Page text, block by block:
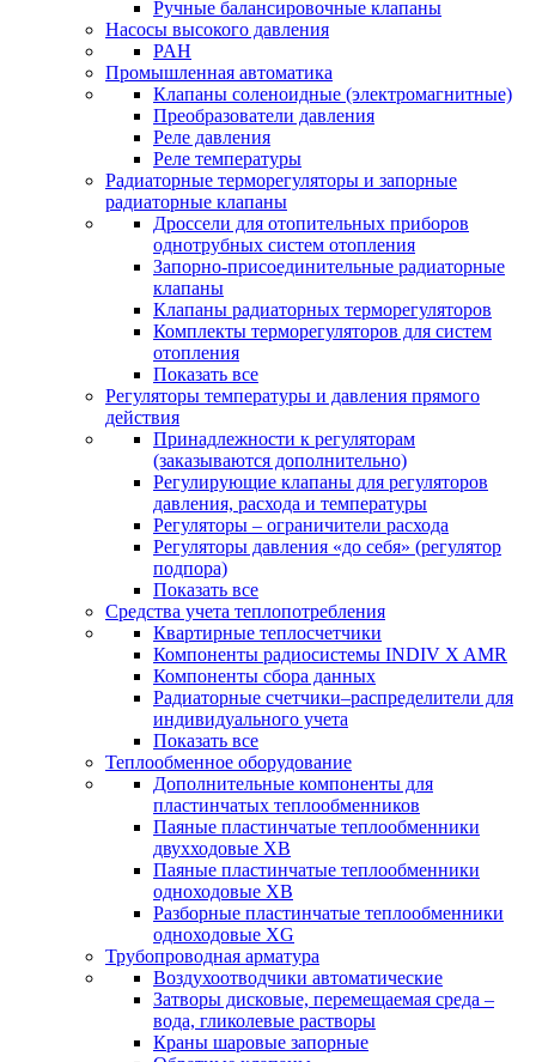
Ручные балансировочные клапаны
Насосы высокого давления
PAH
Промышленная автоматика
Клапаны соленоидные (электромагнитные)
Преобразователи давления
Реле давления
Реле температуры
Радиаторные терморегуляторы и запорные
радиаторные клапаны
Дроссели для отопительных приборов
однотрубных систем отопления
Запорно-присоединительные радиаторные
клапаны
Клапаны радиаторных терморегуляторов
Комплекты терморегуляторов для систем
отопления
Показать все
Регуляторы температуры и давления прямого
действия
Принадлежности к регуляторам
(заказываются дополнительно)
Регулирующие клапаны для регуляторов
давления, расхода и температуры
Регуляторы – ограничители расхода
Регуляторы давления «до себя» (регулятор
подпора)
Показать все
Средства учета теплопотребления
Квартирные теплосчетчики
Компоненты радиосистемы INDIV X AMR
Компоненты сбора данных
Радиаторные счетчики–распределители для
индивидуального учета
Показать все
Теплообменное оборудование
Дополнительные компоненты для
пластинчатых теплообменников
Паяные пластинчатые теплообменники
двухходовые XB
Паяные пластинчатые теплообменники
одноходовые ХВ
Разборные пластинчатые теплообменники
одноходовые ХG
Трубопроводная арматура
Воздухоотводчики автоматические
Затворы дисковые, перемещаемая среда –
вода, гликолевые растворы
Краны шаровые запорные